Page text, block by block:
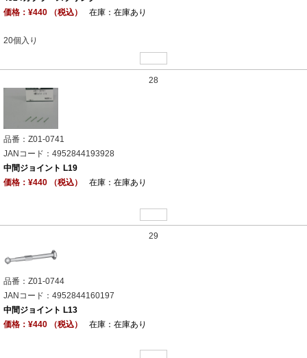
価格：¥440 （税込）
在庫：在庫あり
20個入り
28
品番：Z01-0741
JANコード：4952844193928
中間ジョイント L19
価格：¥440 （税込）
在庫：在庫あり
29
品番：Z01-0744
JANコード：4952844160197
中間ジョイント L13
価格：¥440 （税込）
在庫：在庫あり